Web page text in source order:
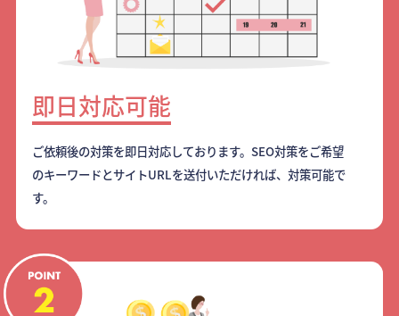
即日対応可能
ご依頼後の対策を即日対応しております。SEO対策をご希望
のキーワードとサイトURLを送付いただければ、対策可能で
す。